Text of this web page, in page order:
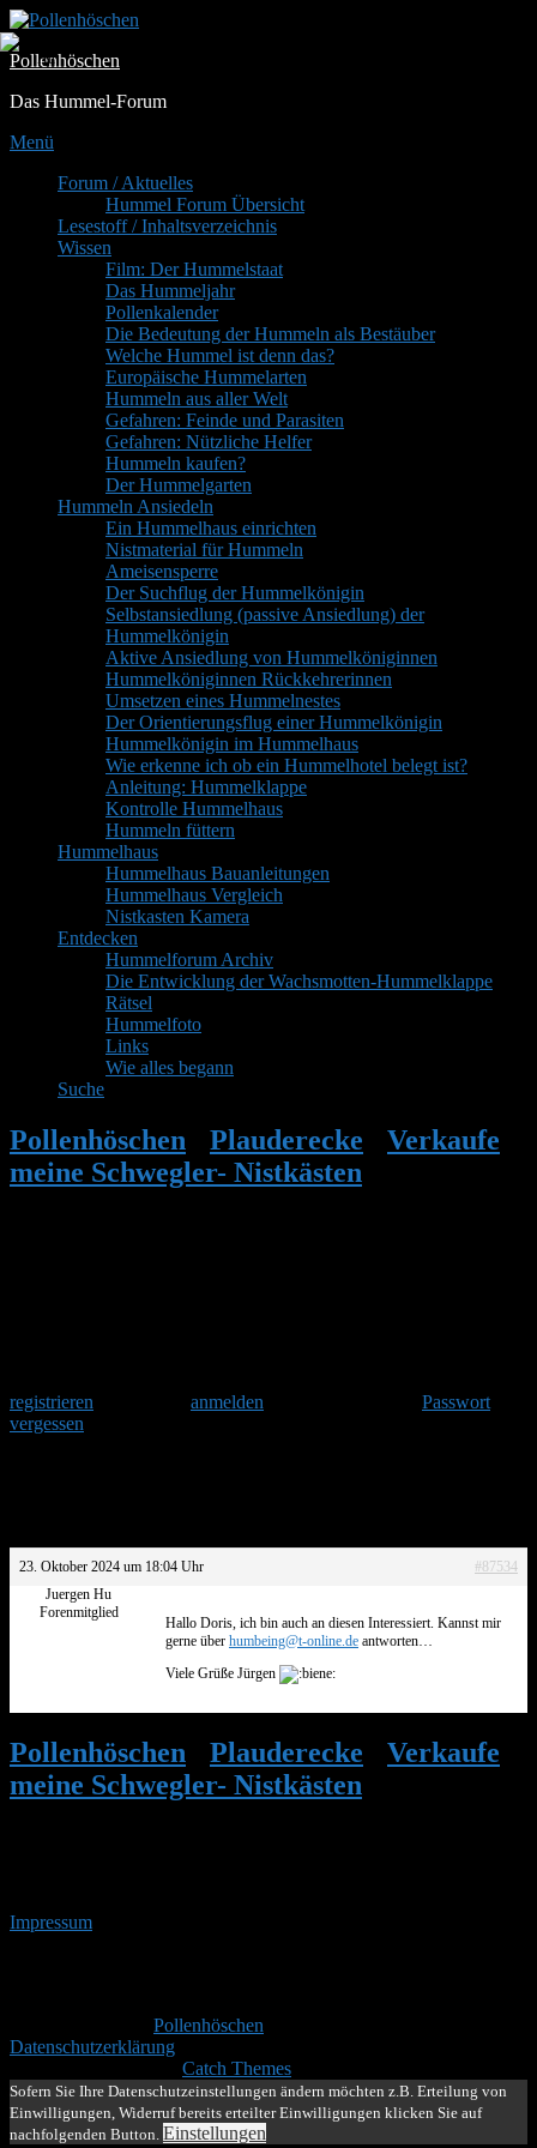
Zum
Inhalt
springen
Pollenhöschen
Das Hummel-Forum
Menü
PrimäresForum / Aktuelles
Hummel Forum Übersicht
Lesestoff / Inhaltsverzeichnis
Wissen
Film: Der Hummelstaat
Das Hummeljahr
Pollenkalender
Die Bedeutung der Hummeln als Bestäuber
Welche Hummel ist denn das?
Europäische Hummelarten
Hummeln aus aller Welt
Gefahren: Feinde und Parasiten
Gefahren: Nützliche Helfer
Hummeln kaufen?
Der Hummelgarten
Hummeln Ansiedeln
Ein Hummelhaus einrichten
Nistmaterial für Hummeln
Ameisensperre
Der Suchflug der Hummelkönigin
Selbstansiedlung (passive Ansiedlung) der
Hummelkönigin
Aktive Ansiedlung von Hummelköniginnen
Hummelköniginnen Rückkehrerinnen
Umsetzen eines Hummelnestes
Der Orientierungsflug einer Hummelkönigin
Hummelkönigin im Hummelhaus
Wie erkenne ich ob ein Hummelhotel belegt ist?
Anleitung: Hummelklappe
Kontrolle Hummelhaus
Hummeln füttern
Hummelhaus
Hummelhaus Bauanleitungen
Hummelhaus Vergleich
Nistkasten Kamera
Entdecken
Hummelforum Archiv
Die Entwicklung der Wachsmotten-Hummelklappe
Rätsel
Hummelfoto
Links
Wie alles begann
Suche
Pollenhöschen Plauderecke
Verkaufe
meine Schwegler- Nistkästen
registrieren
anmelden
Passwort
vergessen
23. Oktober 2024 um 18:04 Uhr
#87534
Juergen Hu
Forenmitglied
Hallo Doris, ich bin auch an diesen Interessiert. Kannst mir
gerne über humbeing@t-online.de antworten…
Viele Grüße Jürgen
Pollenhöschen Plauderecke
Verkaufe
meine Schwegler- Nistkästen
Impressum
Pollenhöschen
Datenschutzerklärung
Catch Themes
Nach
oben
scrollen
Sofern Sie Ihre Datenschutzeinstellungen ändern möchten z.B. Erteilung von
Einwilligungen, Widerruf bereits erteilter Einwilligungen klicken Sie auf
nachfolgenden Button. Einstellungen